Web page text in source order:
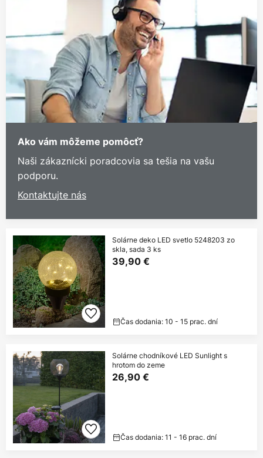
Ako vám môžeme pomôcť?
Naši zákaznícki poradcovia sa tešia na vašu
podporu.
Kontaktujte nás
Solárne deko LED svetlo 5248203 zo
skla, sada 3 ks
39,90 €
Čas dodania: 10 - 15 prac. dní
Solárne chodníkové LED Sunlight s
hrotom do zeme
26,90 €
Čas dodania: 11 - 16 prac. dní